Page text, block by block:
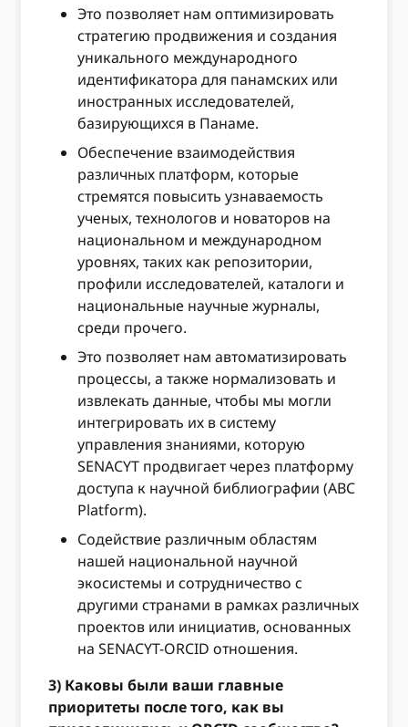
Это позволяет нам оптимизировать
стратегию продвижения и создания
уникального международного
идентификатора для панамских или
иностранных исследователей,
базирующихся в Панаме.
Обеспечение взаимодействия
различных платформ, которые
стремятся повысить узнаваемость
ученых, технологов и новаторов на
национальном и международном
уровнях, таких как репозитории,
профили исследователей, каталоги и
национальные научные журналы,
среди прочего.
Это позволяет нам автоматизировать
процессы, а также нормализовать и
извлекать данные, чтобы мы могли
интегрировать их в систему
управления знаниями, которую
SENACYT продвигает через платформу
доступа к научной библиографии (ABC
Platform).
Содействие различным областям
нашей национальной научной
экосистемы и сотрудничество с
другими странами в рамках различных
проектов или инициатив, основанных
на SENACYT-ORCID отношения.
3) Каковы были ваши главные
приоритеты после того, как вы